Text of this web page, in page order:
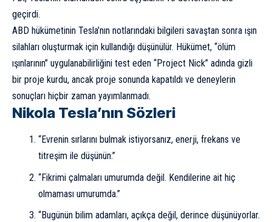
geçirdi.
ABD hükümetinin Tesla’nın notlarındaki bilgileri savaştan sonra ışın
silahları oluşturmak için kullandığı düşünülür. Hükümet, “ölüm
ışınlarının” uygulanabilirliğini test eden “Project Nick” adında gizli
bir proje kurdu, ancak proje sonunda kapatıldı ve deneylerin
sonuçları hiçbir zaman yayımlanmadı.
Nikola Tesla’nın Sözleri
“Evrenin sırlarını bulmak istiyorsanız, enerji, frekans ve
titreşim ile düşünün.”
“Fikrimi çalmaları umurumda değil. Kendilerine ait hiç
olmaması umurumda.”
“Bugünün bilim adamları, açıkça değil, derince düşünüyorlar.